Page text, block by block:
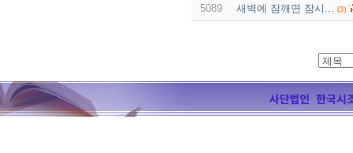
5089 새벽에 잠깨면 잠시... (3)